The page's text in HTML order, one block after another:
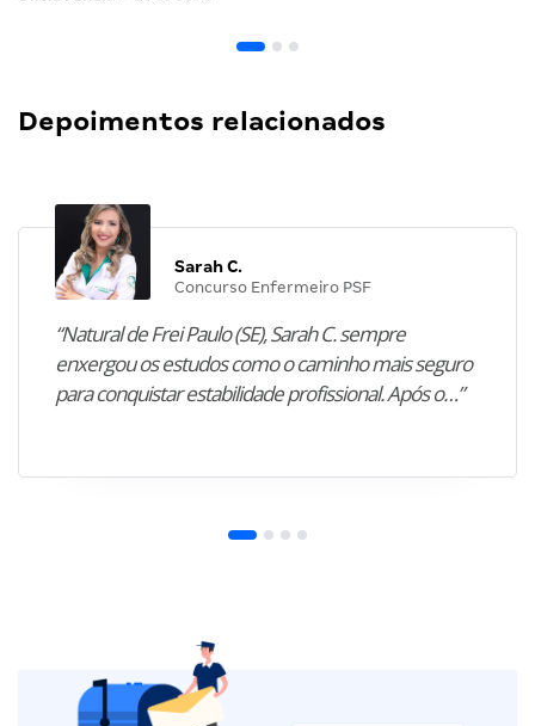
Depoimentos relacionados
Sarah C.
Concurso Enfermeiro PSF
“Natural de Frei Paulo (SE), Sarah C. sempre
enxergou os estudos como o caminho mais seguro
para conquistar estabilidade profissional. Após o…”